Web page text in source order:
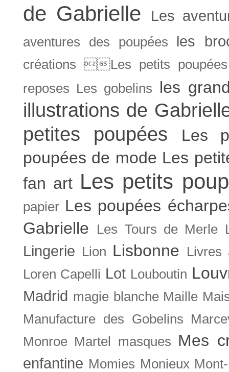
de Gabrielle Les
aventures des poupées les
créations Les petits
reposes Les gobelins les
illustrations de
petites poupées
Les
poupées de mode Les
fan art Les petits
papier Les poupées
Gabrielle
Les Tours de Merle
Lingerie Lion Lisbonne
Livres
Loren Capelli Lot Louboutin
Madrid magie blanche Maille
Manufacture des Gobelins
Monroe Martel masques Mes
enfantine Momies Monieux